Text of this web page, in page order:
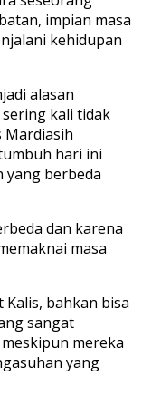
impian masa
kehidupan
alasan
kali tidak
Mardiasih
hari ini
yang berbeda
dan karena
masa
bahkan bisa
sangat
mereka
yang